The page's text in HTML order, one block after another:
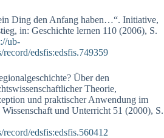
Ding den Anfang haben…“. Initiative,
in: Geschichte lernen 110 (2006), S.
ub-
record/edsfis:edsfis.749359
Über den
Theorie,
und praktischer Anwendung im
und Unterricht 51 (2000), S.
edsfis:edsfis.560412